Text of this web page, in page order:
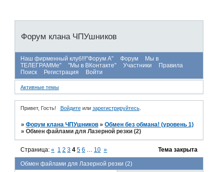
Форум клана ЧПУшников
Наш фирменный клуб!!!"Форум А" Форум
Мы в
ТЕЛЕГРАММе"
"Мы в ВКонтакте" Участники
Правила
Поиск
Регистрация Войти
Активные темы
Привет, Гость! Войдитеили зарегистрируйтесь.
»Форум клана ЧПУшников »Обмен без обмана! (уровень 1)
»Обмен файлами для Лазерной резки (2)
Обмен файлами для Лазерной резки (2)
Страница:« 1 2 3 4 5 6 10 » Тема закрыта